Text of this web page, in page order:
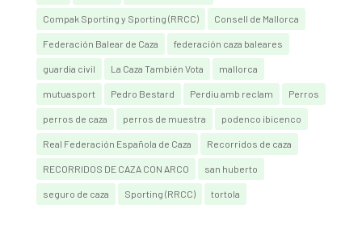
Compak Sporting y Sporting (RRCC) Consell de Mallorca
Federación Balear de Caza federación caza baleares
guardia civil La Caza También Vota mallorca
mutuasport Pedro Bestard Perdiu amb reclam Perros
perros de caza perros de muestra podenco ibicenco
Real Federación Española de Caza Recorridos de caza
RECORRIDOS DE CAZA CON ARCO san huberto
seguro de caza Sporting (RRCC) tortola